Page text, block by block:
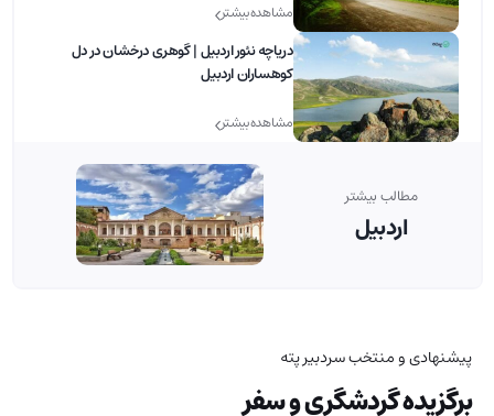
مشاهده بیشتر
دریاچه نئور اردبیل | گوهری درخشان در دل
کوهساران اردبیل
مشاهده بیشتر
مطالب بیشتر
اردبیل
پیشنهادی و منتخب سردبیر پته
برگزیده گردشگری و سفر